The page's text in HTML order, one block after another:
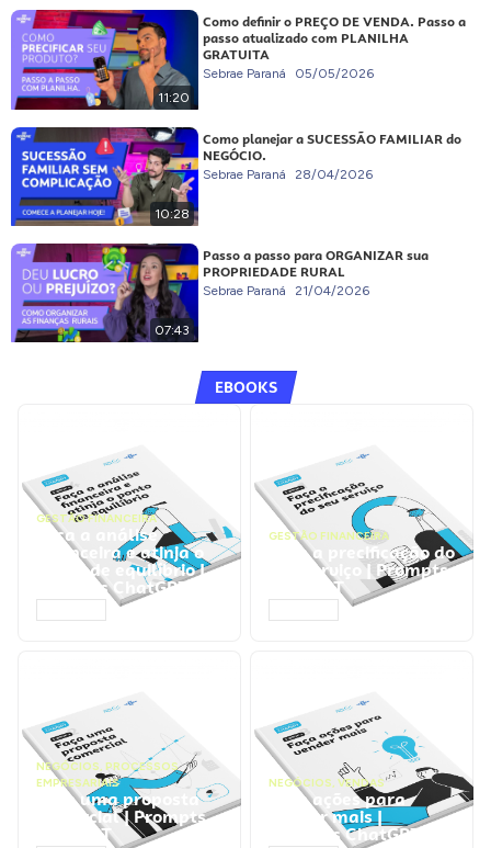
11:20
Como definir o PREÇO DE VENDA. Passo a
passo atualizado com PLANILHA
GRATUITA
Sebrae Paraná 05/05/2026
10:28
Como planejar a SUCESSÃO FAMILIAR do
NEGÓCIO.
Sebrae Paraná 28/04/2026
07:43
Passo a passo para ORGANIZAR sua
PROPRIEDADE RURAL
Sebrae Paraná 21/04/2026
EBOOKS
GESTÃO FINANCEIRA
Faça a análise
financeira e atinja o
ponto de equilíbrio |
Prompts ChatGPT
GESTÃO FINANCEIRA
Faça a precificação do
seu serviço | Prompts
ChatGPT
NEGÓCIOS, PROCESSOS
EMPRESARIAIS
Faça uma proposta
comercial | Prompts
ChatGPT
NEGÓCIOS, VENDAS
Faça ações para
vender mais |
Prompts ChatGPT